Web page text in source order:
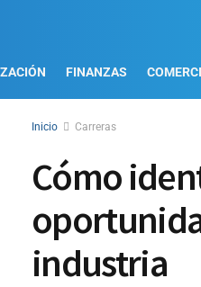
FINANZAS
Inicio Carreras
Cómo
industria